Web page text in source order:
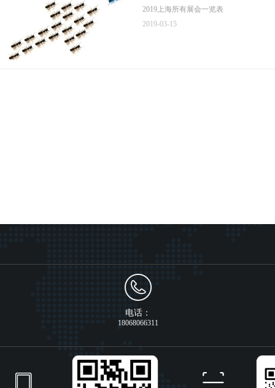
2019上海所有展会一览表
2019-03-15
电话：
18068066311